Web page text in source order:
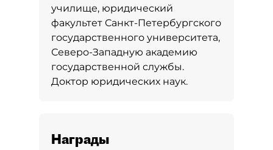
училище, юридический
факультет Санкт-Петербургского
государственного университета,
Северо-Западную академию
государственной службы.
Доктор юридических наук.
Награды